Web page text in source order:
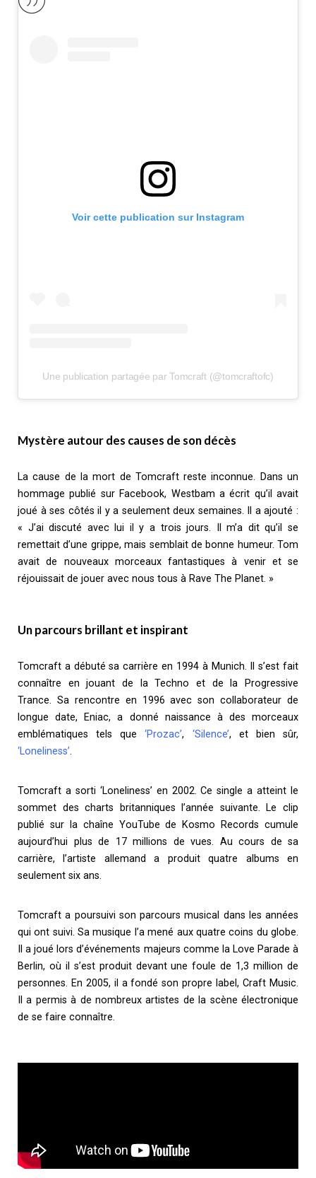
Voir cette publication sur Instagram
Une publication partagée par Tomcraft (@tomcraftofc)
Mystère autour des causes de son décès
La cause de la mort de Tomcraft reste inconnue. Dans un
hommage publié sur Facebook, Westbam a écrit qu’il avait
joué à ses côtés il y a seulement deux semaines. Il a ajouté :
« J’ai discuté avec lui il y a trois jours. Il m’a dit qu’il se
remettait d’une grippe, mais semblait de bonne humeur. Tom
avait de nouveaux morceaux fantastiques à venir et se
réjouissait de jouer avec nous tous à Rave The Planet. »
Un parcours brillant et inspirant
Tomcraft a débuté sa carrière en 1994 à Munich. Il s’est fait
connaître en jouant de la Techno et de la Progressive
Trance. Sa rencontre en 1996 avec son collaborateur de
longue date, Eniac, a donné naissance à des morceaux
emblématiques tels que‘Prozac’, ‘Silence’, et bien sûr,
‘Loneliness’.
Tomcraft a sorti ‘Loneliness’ en 2002. Ce single a atteint le
sommet des charts britanniques l’année suivante. Le clip
publié sur la chaîne YouTube de Kosmo Records cumule
aujourd’hui plus de 17 millions de vues. Au cours de sa
carrière, l’artiste allemand a produit quatre albums en
seulement six ans.
Tomcraft a poursuivi son parcours musical dans les années
qui ont suivi. Sa musique l’a mené aux quatre coins du globe.
Il a joué lors d’événements majeurs comme la Love Parade à
Berlin, où il s’est produit devant une foule de 1,3 million de
personnes. En 2005, il a fondé son propre label, Craft Music.
Il a permis à de nombreux artistes de la scène électronique
de se faire connaître.